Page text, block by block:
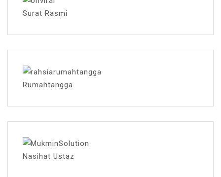
Surat Rasmi
Rumahtangga
Nasihat Ustaz